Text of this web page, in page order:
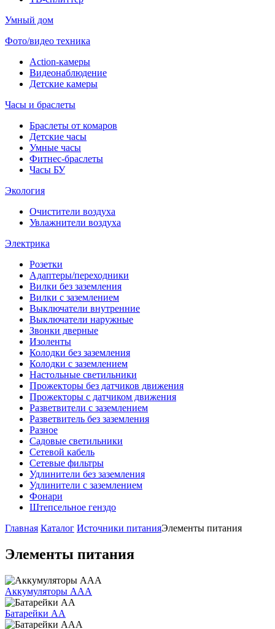
Умный дом
Фото/видео техника
Action-камеры
Видеонаблюдение
Детские камеры
Часы и браслеты
Браслеты от комаров
Детские часы
Умные часы
Фитнес-браслеты
Часы БУ
Экология
Очистители воздуха
Увлажнители воздуха
Электрика
Розетки
Адаптеры/переходники
Вилки без заземления
Вилки с заземлением
Выключатели внутренние
Выключатели наружные
Звонки дверные
Изоленты
Колодки без заземления
Колодки с заземлением
Настольные светильники
Прожекторы без датчиков движения
Прожекторы с датчиком движения
Разветвители с заземлением
Разветвитель без заземления
Разное
Садовые светильники
Сетевой кабель
Сетевые фильтры
Удлинители без заземления
Удлинители с заземлением
Фонари
Штепсельное генздо
Главная Каталог Источники питанияЭлементы питания
Элементы питания
Аккумуляторы AAA
Батарейки AA